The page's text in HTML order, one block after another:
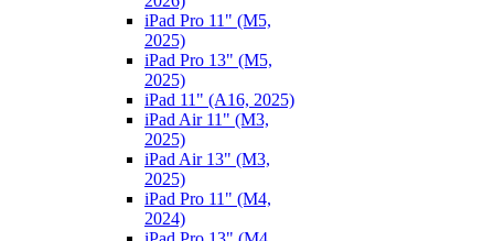
iPad Pro 11" (M5,
2025)
iPad Pro 13" (M5,
2025)
iPad 11" (A16, 2025)
iPad Air 11" (M3,
2025)
iPad Air 13" (M3,
2025)
iPad Pro 11" (M4,
2024)